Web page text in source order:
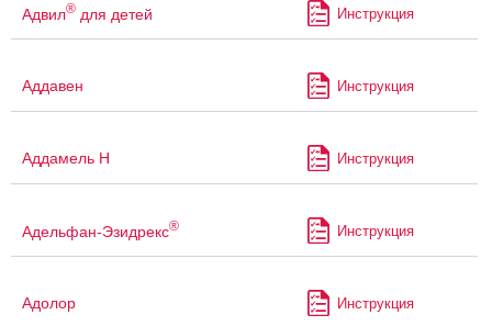
Адвил® для детей Инструкция
Аддавен Инструкция
Аддамель Н Инструкция
Адельфан-Эзидрекс® Инструкция
Адолор Инструкция